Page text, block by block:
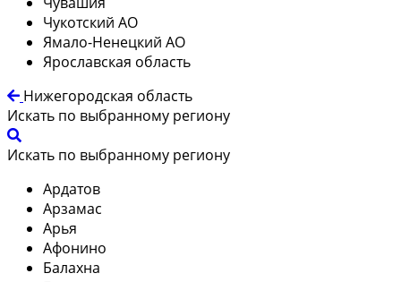
Чукотский АО
Ямало-Ненецкий АО
Ярославская область
Нижегородская область
Искать по выбранному региону
Искать по выбранному региону
Ардатов
Арзамас
Арья
Афонино
Балахна